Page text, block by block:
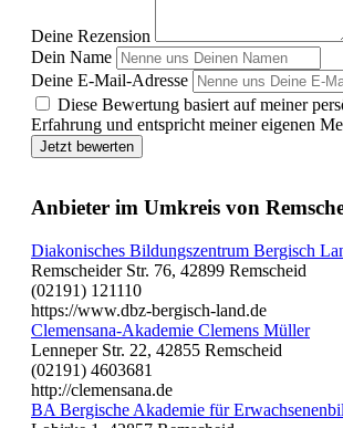
Deine Rezension
Dein Name
Deine E-Mail-Adresse
Diese Bewertung basiert auf meiner
Erfahrung und entspricht meiner eigenen
Jetzt bewerten
Anbieter im Umkreis von
Diakonisches Bildungszentrum Bergisch
Remscheider Str. 76, 42899 Remscheid
(02191) 121110
https://www.dbz-bergisch-land.de
Clemensana-Akademie Clemens Müller
Lenneper Str. 22, 42855 Remscheid
(02191) 4603681
http://clemensana.de
BA Bergische Akademie für